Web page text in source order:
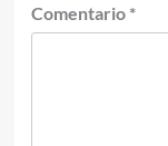
Comentario *